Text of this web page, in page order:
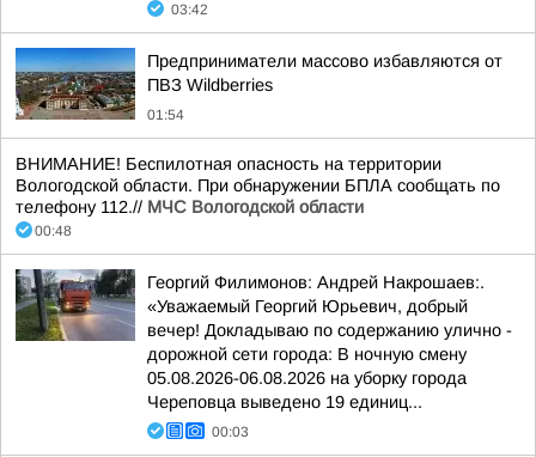
03:42
Предприниматели массово избавляются от
ПВЗ Wildberries
01:54
ВНИМАНИЕ! Беспилотная опасность на территории
Вологодской области. При обнаружении БПЛА сообщать по
телефону 112.// МЧС Вологодской области
00:48
Георгий Филимонов: Андрей Накрошаев:.
«Уважаемый Георгий Юрьевич, добрый
вечер! Докладываю по содержанию улично -
дорожной сети города: В ночную смену
05.08.2026-06.08.2026 на уборку города
Череповца выведено 19 единиц...
00:03